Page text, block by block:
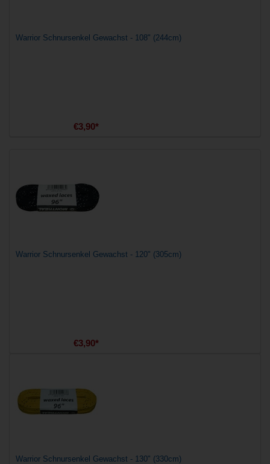
Warrior Schnursenkel Gewachst - 108" (244cm)
€3,90*
Warrior Schnursenkel Gewachst - 120" (305cm)
€3,90*
Warrior Schnursenkel Gewachst - 130" (330cm)